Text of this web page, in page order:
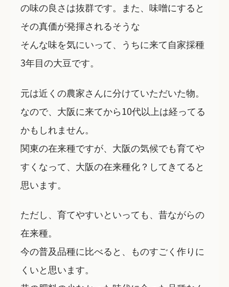
の味の良さは抜群です。また、味噌にすると
その真価が発揮されるそうな
そんな味を気にいって、うちに来て自家採種
3年目の大豆です。
元は近くの農家さんに分けていただいた物。
なので、大阪に来てから10代以上は経ってる
かもしれません。
関東の在来種ですが、大阪の気候でも育てや
すくなって、大阪の在来種化？してきてると
思います。
ただし、育てやすいといっても、昔ながらの
在来種。
今の普及品種に比べると、ものすごく作りに
くいと思います。